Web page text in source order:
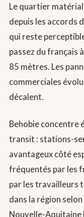
Le quartier
depuis les accords
qui reste
passez du français
85 mètres. Les
commerciales
décalent.
Behobie concentre
transit : stations-
avantageux côté
fréquentés par les
par les travailleurs
dans la région
Nouvelle-Aquitaine